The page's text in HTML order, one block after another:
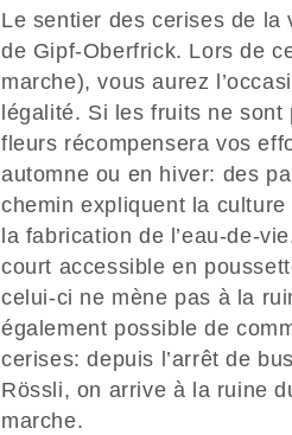
Le sentier des cerises de la
de Gipf-Oberfrick. Lors de
marche), vous aurez
légalité. Si les fruits ne sont
fleurs récompensera vos
automne ou en hiver: des
chemin expliquent la
la fabrication de l’eau-de-
court accessible en
celui-ci ne mène pas à la
également possible de
cerises: depuis l’arrêt de
Rössli, on arrive à la ruine
marche.